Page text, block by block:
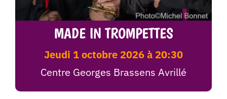
MADE IN TROMPETTES
jeudi 1 octobre 2026 à 20:30
Centre Georges Brassens Avrillé